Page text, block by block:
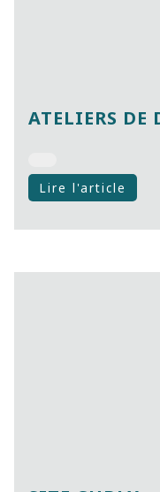
ATELIERS
Lire l'article